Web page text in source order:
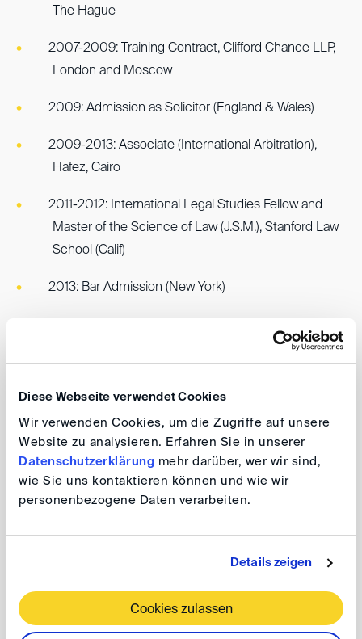
Diese Webseite verwendet Cookies
Wir verwenden Cookies, um die Zugriffe auf unsere
Website zu analysieren. Erfahren Sie in unserer
Datenschutzerklärung mehr darüber, wer wir sind,
wie Sie uns kontaktieren können und wie wir
personenbezogene Daten verarbeiten.
Details zeigen
Cookies zulassen
The Hague
2007-2009: Training Contract, Clifford Chance LLP,
London and Moscow
2009: Admission as Solicitor (England & Wales)
2009-2013: Associate (International Arbitration),
Hafez, Cairo
2011-2012: International Legal Studies Fellow and
Master of the Science of Law (J.S.M.), Stanford Law
School (Calif)
2013: Bar Admission (New York)
2015-present: Counsel, Amereller
2016: Zulassung Rechtsanwältin
Schiedsgerichtliche Erfahrung
Publikationen